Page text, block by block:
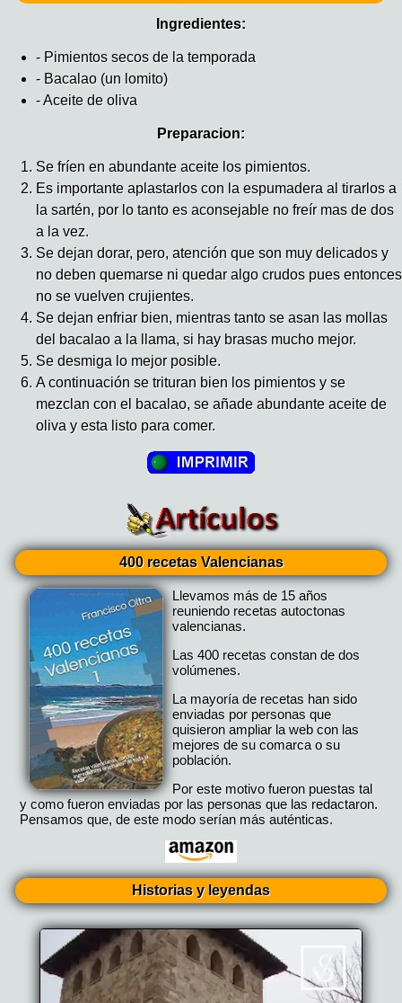
Ingredientes:
- Pimientos secos de la temporada
- Bacalao (un lomito)
- Aceite de oliva
Preparacion:
Se fríen en abundante aceite los pimientos.
Es importante aplastarlos con la espumadera al tirarlos a
la sartén, por lo tanto es aconsejable no freír mas de dos
a la vez.
Se dejan dorar, pero, atención que son muy delicados y
no deben quemarse ni quedar algo crudos pues entonces
no se vuelven crujientes.
Se dejan enfriar bien, mientras tanto se asan las mollas
del bacalao a la llama, si hay brasas mucho mejor.
Se desmiga lo mejor posible.
A continuación se trituran bien los pimientos y se
mezclan con el bacalao, se añade abundante aceite de
oliva y esta listo para comer.
400 recetas Valencianas
Llevamos más de 15 años
reuniendo recetas autoctonas
valencianas.
Las 400 recetas constan de dos
volúmenes.
La mayoría de recetas han sido
enviadas por personas que
quisieron ampliar la web con las
mejores de su comarca o su
población.
Por este motivo fueron puestas tal
y como fueron enviadas por las personas que las redactaron.
Pensamos que, de este modo serían más auténticas.
Historias y leyendas